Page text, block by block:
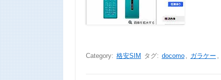
Category: 格安SIM タグ: docomo , ガラケー ,